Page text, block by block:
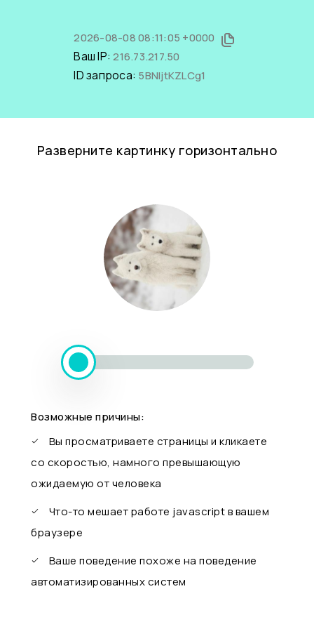
2026-08-08 08:11:05 +0000
Ваш IP:216.73.217.50
ID запроса: 5BNljtKZLCg1
Разверните картинку горизонтально
Возможные причины:
Вы просматриваете страницы и кликаете
со скоростью, намного превышающую
ожидаемую от человека
Что-то мешает работе javascript в вашем
браузере
Ваше поведение похоже на поведение
автоматизированных систем